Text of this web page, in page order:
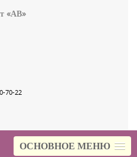
ОСНОВНОЕ МЕНЮ
«АВ»
70-22